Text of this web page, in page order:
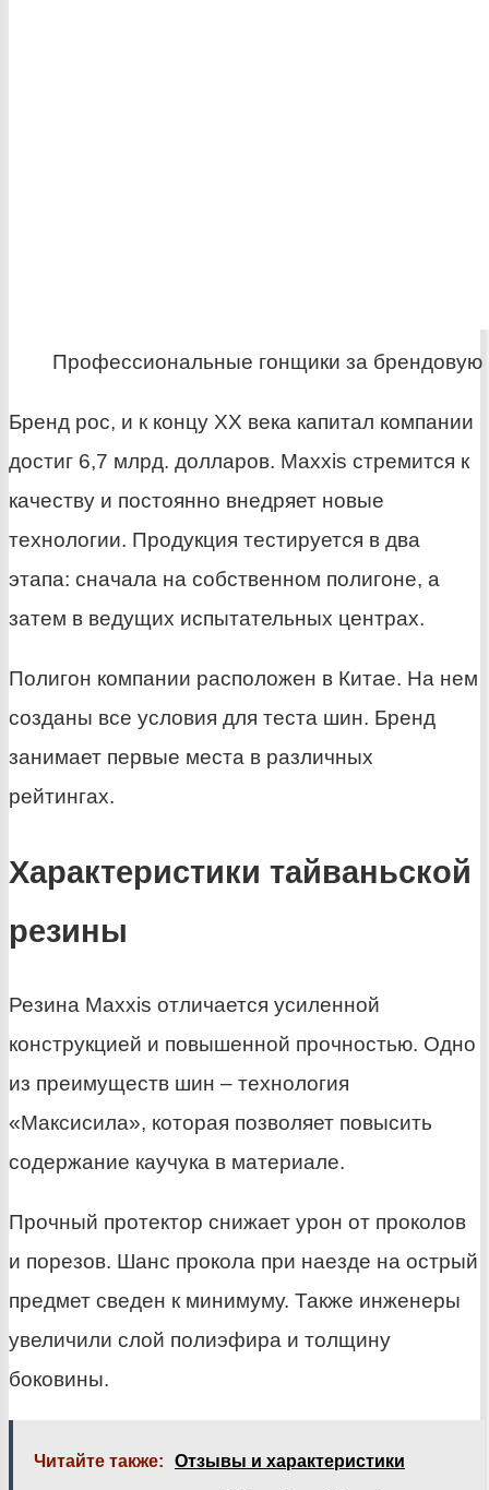
Профессиональные гонщики за брендовую
Бренд рос, и к концу XX века капитал компании
достиг 6,7 млрд. долларов. Maxxis стремится к
качеству и постоянно внедряет новые
технологии. Продукция тестируется в два
этапа: сначала на собственном полигоне, а
затем в ведущих испытательных центрах.
Полигон компании расположен в Китае. На нем
созданы все условия для теста шин. Бренд
занимает первые места в различных
рейтингах.
Характеристики тайваньской
резины
Резина Maxxis отличается усиленной
конструкцией и повышенной прочностью. Одно
из преимуществ шин – технология
«Максисила», которая позволяет повысить
содержание каучука в материале.
Прочный протектор снижает урон от проколов
и порезов. Шанс прокола при наезде на острый
предмет сведен к минимуму. Также инженеры
увеличили слой полиэфира и толщину
боковины.
Читайте также: Отзывы и характеристики